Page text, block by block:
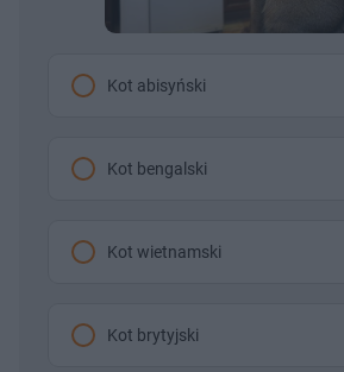
Kot abisyński
Kot bengalski
Kot wietnamski
Kot brytyjski